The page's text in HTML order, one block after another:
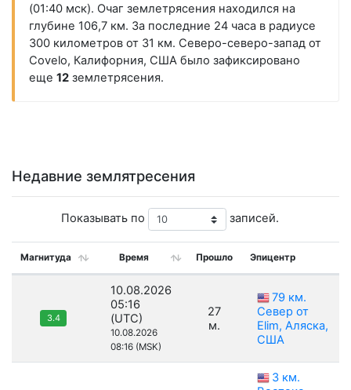
(01:40 мск). Очаг землетрясения находился на
глубине 106,7 км. За последние 24 часа в радиусе
300 километров от 31 км. Северо-северо-запад от
Covelo, Калифорния, США было зафиксировано
еще 12землетрясения.
Недавние землятресения
Показывать по записей.
Магнитуда Время Прошло Эпицентр
3.4
10.08.2026
05:16
(UTC)
10.08.2026
08:16 (MSK)
27
м.
79 км.
Север от
Elim, Аляска,
США
3 км.